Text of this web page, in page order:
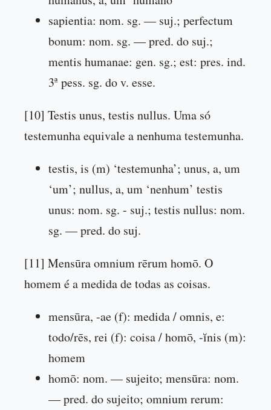
sapientia: nom. sg. — suj.; perfectum
bonum: nom. sg. — pred. do suj.;
mentis humanae: gen. sg.; est: pres. ind.
3ª pess. sg. do v. esse.
[10] Testis unus, testis nullus. Uma só
testemunha equivale a nenhuma testemunha.
testis, is (m) ‘testemunha’; unus, a, um
‘um’; nullus, a, um ‘nenhum’ testis
unus: nom. sg. - suj.; testis nullus: nom.
sg. — pred. do suj.
[11] Mensūra omnium rērum homō. O
homem é a medida de todas as coisas.
mensūra, -ae (f): medida / omnis, e:
todo/rēs, rei (f): coisa / homō, -ĭnis (m):
homem
homō: nom. — sujeito; mensūra: nom.
— pred. do sujeito; omnium rerum: